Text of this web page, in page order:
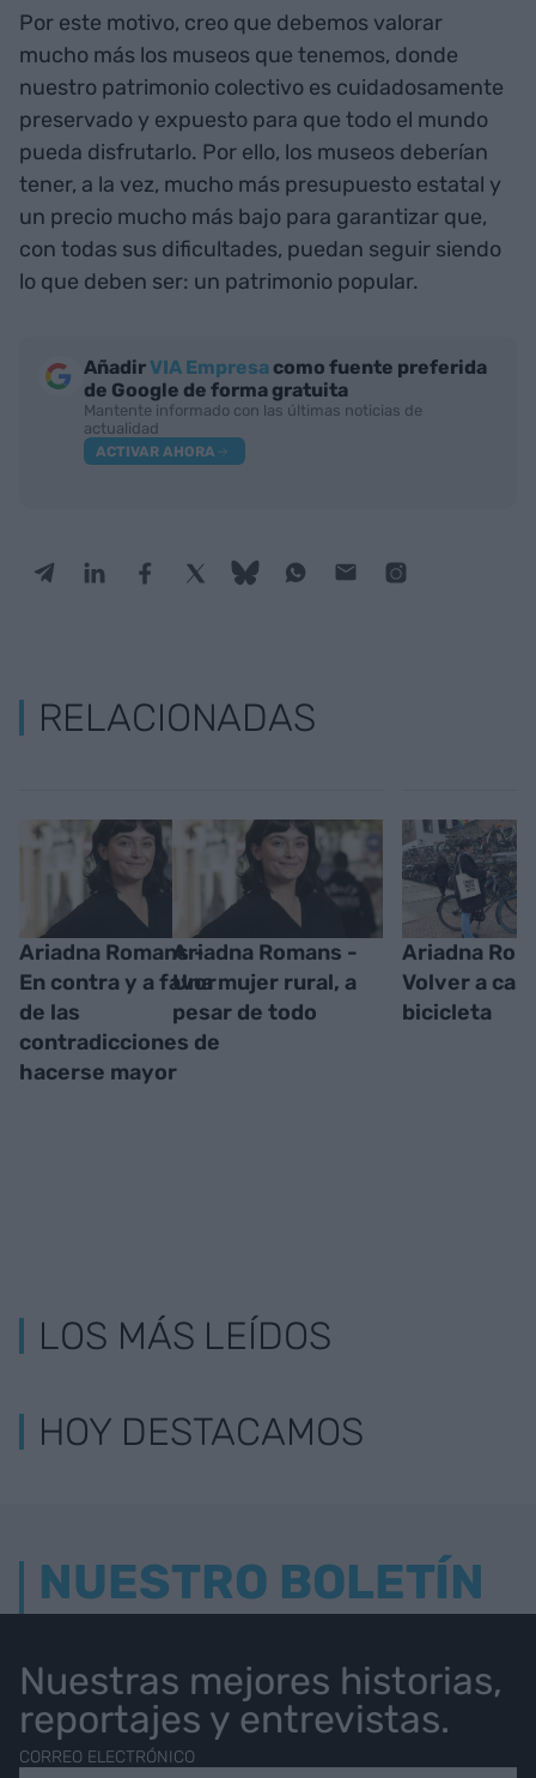
Por este motivo, creo que debemos valorar
mucho más los museos que tenemos, donde
nuestro patrimonio colectivo es cuidadosamente
preservado y expuesto para que todo el mundo
pueda disfrutarlo. Por ello, los museos deberían
tener, a la vez, mucho más presupuesto estatal y
un precio mucho más bajo para garantizar que,
con todas sus dificultades, puedan seguir siendo
lo que deben ser: un patrimonio popular.
AñadirVIA Empresa como fuente preferida
de Google de forma gratuita
Mantente informado con las últimas noticias de
actualidad
ACTIVAR AHORA
RELACIONADAS
Ariadna Romans -
En contra y a favor
de las
contradicciones de
hacerse mayor
Ariadna Romans -
Una mujer rural, a
pesar de todo
Ariadna
Volver a
bicicleta
LOS MÁS LEÍDOS
HOY DESTACAMOS
NUESTRO BOLETÍN
Nuestras mejores historias,
reportajes y entrevistas.
CORREO ELECTRÓNICO